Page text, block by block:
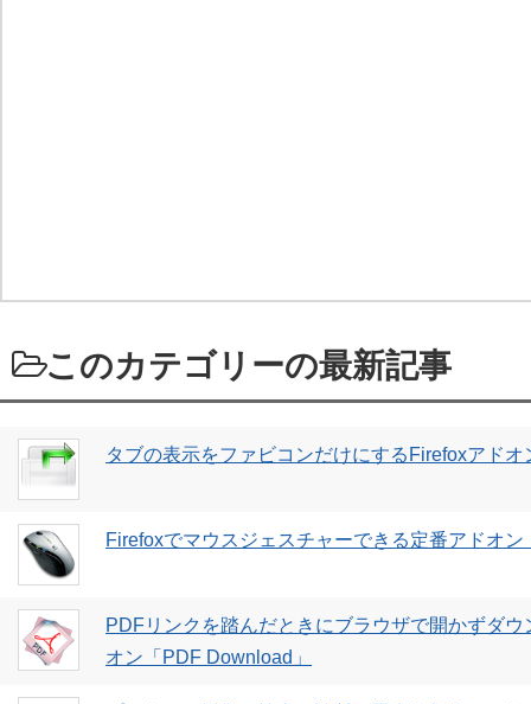
このカテゴリーの最新記事
タブの表示をファビコンだけにするFirefoxアド
Firefoxでマウスジェスチャーできる定番アドオン
PDFリンクを踏んだときにブラウザで開かずダ
オン「PDF Download」